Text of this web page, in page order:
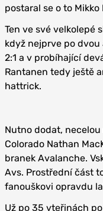
postaral se o to Mikko
Ten ve své velkolepé
když nejprve po
2:1 a v probíhající
Rantanen tedy ještě
hattrick.
Nutno dodat,
Colorado Nathan
branek Avalanche.
Avs. Prostřední část
fanouškovi opravdu
Už po 35 vteřinách